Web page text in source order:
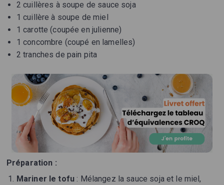
2 cuillères à soupe de sauce soja
1 cuillère à soupe de miel
1 carotte (coupée en julienne)
1 concombre (coupé en lamelles)
2 tranches de pain pita
Préparation :
Mariner le tofu : Mélangez la sauce soja et le miel,